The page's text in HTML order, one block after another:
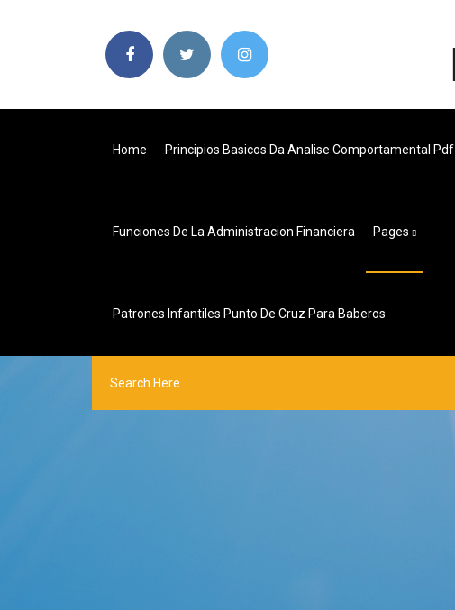
Home Principios Basicos Da Analise Comportamental Pdf
Funciones De La Administracion Financiera Pages
Patrones Infantiles Punto De Cruz Para Baberos